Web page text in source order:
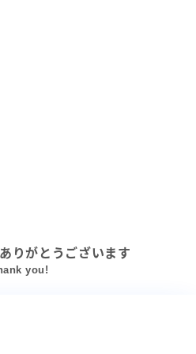
りがとうございます
you!